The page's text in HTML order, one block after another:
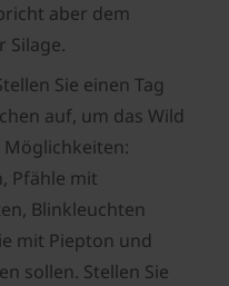
aber dem
Silage.
Sie einen Tag
auf, um das Wild
Möglichkeiten:
Pfähle mit
Blinkleuchten
mit Piepton und
sollen. Stellen Sie